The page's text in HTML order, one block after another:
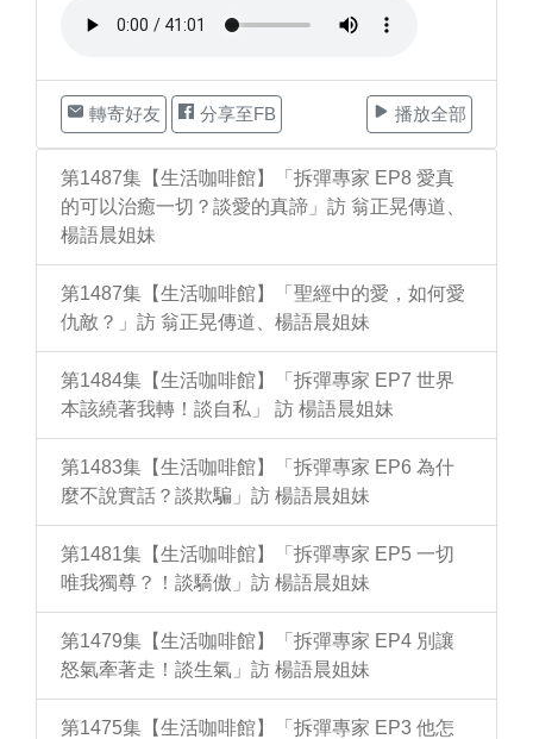
轉寄好友 分享至FB 播放全部
第1487集【生活咖啡館】「拆彈專家 EP8 愛真
的可以治癒一切？談愛的真諦」訪 翁正晃傳道、
楊語晨姐妹
第1487集【生活咖啡館】「聖經中的愛，如何愛
仇敵？」訪 翁正晃傳道、楊語晨姐妹
第1484集【生活咖啡館】「拆彈專家 EP7 世界
本該繞著我轉！談自私」 訪 楊語晨姐妹
第1483集【生活咖啡館】「拆彈專家 EP6 為什
麼不說實話？談欺騙」訪 楊語晨姐妹
第1481集【生活咖啡館】「拆彈專家 EP5 一切
唯我獨尊？！談驕傲」訪 楊語晨姐妹
第1479集【生活咖啡館】「拆彈專家 EP4 別讓
怒氣牽著走！談生氣」訪 楊語晨姐妹
第1475集【生活咖啡館】「拆彈專家 EP3 他怎